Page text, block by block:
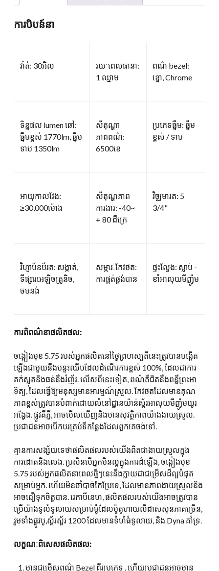
ការបិបន៍នា
វ៉ាត់: 30អិល
រយៈពេលធានា:
1 ឈ្នាម
ពណ៌ bezel:
ខ្ផោ, Chrome
ទិន្នផល lumen ឆៅ:
ធ្នឹមខ្ពស់ 1770lm, ធ្នឹម
ទាប 1350lm
សីតុណ្ហា
ភាពពណ៌:
6500ខេ
ប្រភេទធ្នឹម: ធ្នឹម
ខ្ពស់ / ទាប
អាយុកាលវែង:
≥30,000ម៉ោង
សីតុណ្ហភាព
ការងារ: -40~
+ 80 ដឺក្រេ
វិច្ឈមារត: 5
3/4"
វិហ្ញាប័នប័រត: សង្កាត់,
ទីផ្សារអេឡិចត្រូនិច,
ចមនង់
សម្ភារៈកែវថត:
ការផ្គត់ផ្គង់បាន
ផ្ទះល្វែង: ស្លាប់ -
ខាំអាលុយមីញ៉ូម
ការពិពណ៌នាផលិតផល:
ចង្កៀងមុខ 5.75 របស់អ្នកផលិតនៅថ្ងៃព្រហស្បតិ៍នេះត្រូវបានបង្កើត
ឡើងជាមួយនឹងបន្ទះឈីបដែលដំណើរការខ្ពស់ 100%, ដែលជាការ
តក់ស្លុតនិងធន់នឹងរំញ័រ. លើសពីនេះទៀត, ពណ៌គឺជិតនឹងពន្លឺព្រះអា
ទិត្យ, ដែលធ្វើឱ្យមនុស្សមានអារម្មណ៍ស្រួល. កែវថតដែលមានគុណ
ភាពខ្ពស់ត្រូវបានបំពាក់ដោយលំនៅដ្ឋានយ៉ាន់ស្ព័រអាលុយមីញ៉ូមយូរ
អង្វែង. ផ្លូវគឺភ្លឺ, អាចមើលឃើញនិងមានសុវត្ថិភាពយ៉ាងងាយស្រួល.
ប្រជាជនអាចបើកបរគ្រប់ទីកន្លែងដែលពួកគេចង់ទៅ.
គ្មានការសង្ស័យទេថាផលិតផលរបស់យើងពិតជាងាយស្រួលក្នុង
ការដោតនិងលេង. ប្រសិនបើអ្នកមិនល្អក្នុងការដំឡើង, ចង្កៀងមុខ
5.75 របស់អ្នកផលិតនាពេលថ្មីៗនេះនឹងក្លាយជាជម្រើសដ៏ល្អបំផុត
សម្រាប់អ្នក. ហើយមិនចាំបាច់កែប្រែទេ, ដែលមានភាពងាយស្រួលនិង
អាចជឿទុកចិត្តបាន. រេកាបីនេហ, ផលិតផលរបស់យើងអាចត្រូវបាន
ប្រើយ៉ាងទូលំទូលាយសម្រាប់ម៉ូដែលម៉ូតូហាយលីដាសសុនភាគច្រើន,
រួមទាំងផ្លូវបូ,ស្ព័រស្ព័រ 1200 ដែលមានទំហំធំទូលាយ, និង Dyna គាំទ្រ.
លក្ខណៈពិសេសផលិតផល:
មានជម្រើសពណ៌ Bezel ពីរប្រភេទ , ហើយប្រជាជនអាចមាន